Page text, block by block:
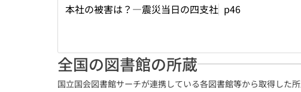
本社の被害は？―震災当日の四支社 p46
全国の図書館の所蔵
国立国会図書館サーチが連携している各図書館等から取得した所